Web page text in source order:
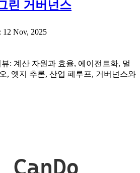
린 거버넌스
12 Nov, 2025
: 계산 자원과 효율, 에이전트화, 멀
, 엣지 추론, 산업 폐루프, 거버넌스와
CanDo